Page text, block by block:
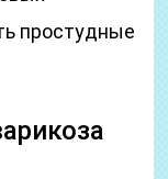
простудные